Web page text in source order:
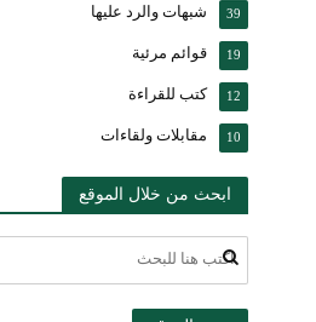
شبهات والرد عليها 39
قوائم مرئية 19
كتب للقراءة 12
مقابلات ولقاءات 10
ابحث من خلال الموقع